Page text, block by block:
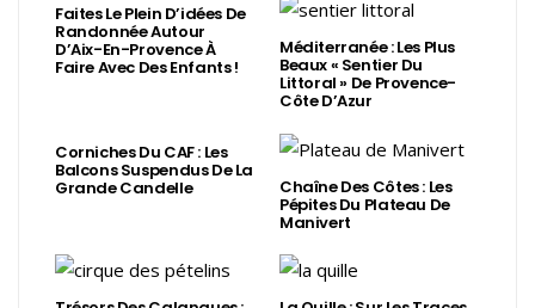
Faites Le Plein D’idées De
Randonnée Autour
D’Aix-En-Provence À
Faire Avec Des Enfants !
Méditerranée : Les Plus
Beaux « Sentier Du
Littoral » De Provence-
Côte D’Azur
Corniches Du CAF : Les
Balcons Suspendus De La
Grande Candelle Chaîne Des Côtes : Les
Pépites Du Plateau De
Manivert